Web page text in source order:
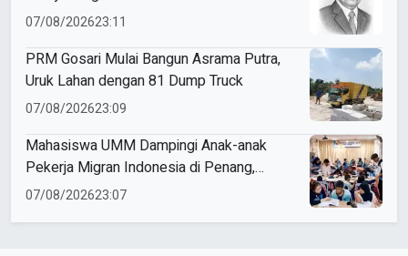
07/08/202623:11
PRM Gosari Mulai Bangun Asrama Putra,
Uruk Lahan dengan 81 Dump Truck
07/08/202623:09
Mahasiswa UMM Dampingi Anak-anak
Pekerja Migran Indonesia di Penang,
Perkuat Literasi dan Cinta Tanah Air
07/08/202623:07